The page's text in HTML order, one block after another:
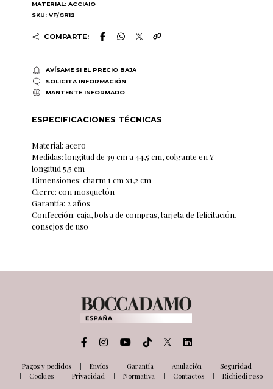
MATERIAL: ACCIAIO
SKU: VF/GR12
COMPARTE:
AVÍSAME SI EL PRECIO BAJA
SOLICITA INFORMACIÓN
MANTENTE INFORMADO
ESPECIFICACIONES TÉCNICAS
Material: acero
Medidas: longitud de 39 cm a 44,5 cm, colgante en Y
longitud 5,5 cm
Dimensiones: charm 1 cm x1,2 cm
Cierre: con mosquetón
Garantía: 2 años
Confección: caja, bolsa de compras, tarjeta de felicitación,
consejos de uso
Pagos y pedidos Envíos Garantía Anulación
Seguridad
Cookies
Privacidad Normativa Contactos Richiedi reso